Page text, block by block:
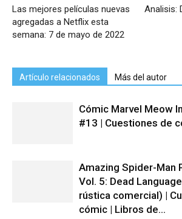
Las mejores películas nuevas
agregadas a Netflix esta
semana: 7 de mayo de 2022
Analisis:
Artículo relacionados Más del autor
Cómic Marvel Meow
#13 | Cuestiones de
Amazing Spider-Man
Vol. 5: Dead
rústica comercial) |
cómic | Libros de...